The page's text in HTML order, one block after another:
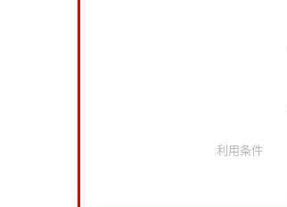
利用条件